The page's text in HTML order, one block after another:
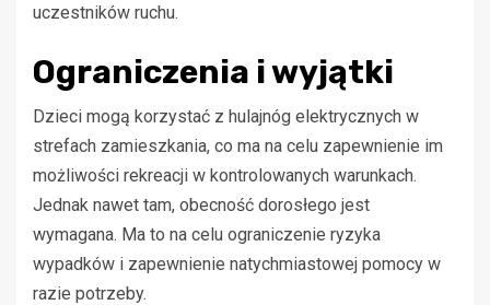
uczestników ruchu.
Ograniczenia i wyjątki
Dzieci mogą korzystać z hulajnóg elektrycznych w
strefach zamieszkania, co ma na celu zapewnienie im
możliwości rekreacji w kontrolowanych warunkach.
Jednak nawet tam, obecność dorosłego jest
wymagana. Ma to na celu ograniczenie ryzyka
wypadków i zapewnienie natychmiastowej pomocy w
razie potrzeby.